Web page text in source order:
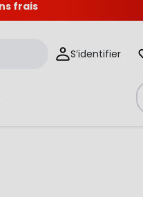
frais
S’identifier